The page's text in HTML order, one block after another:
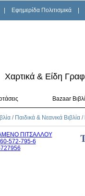
Εφημερίδα Πολιτισμικά
Χαρτικά & Είδη
Bazaar
/ Παιδικά & Νεανικά Βιβλία /